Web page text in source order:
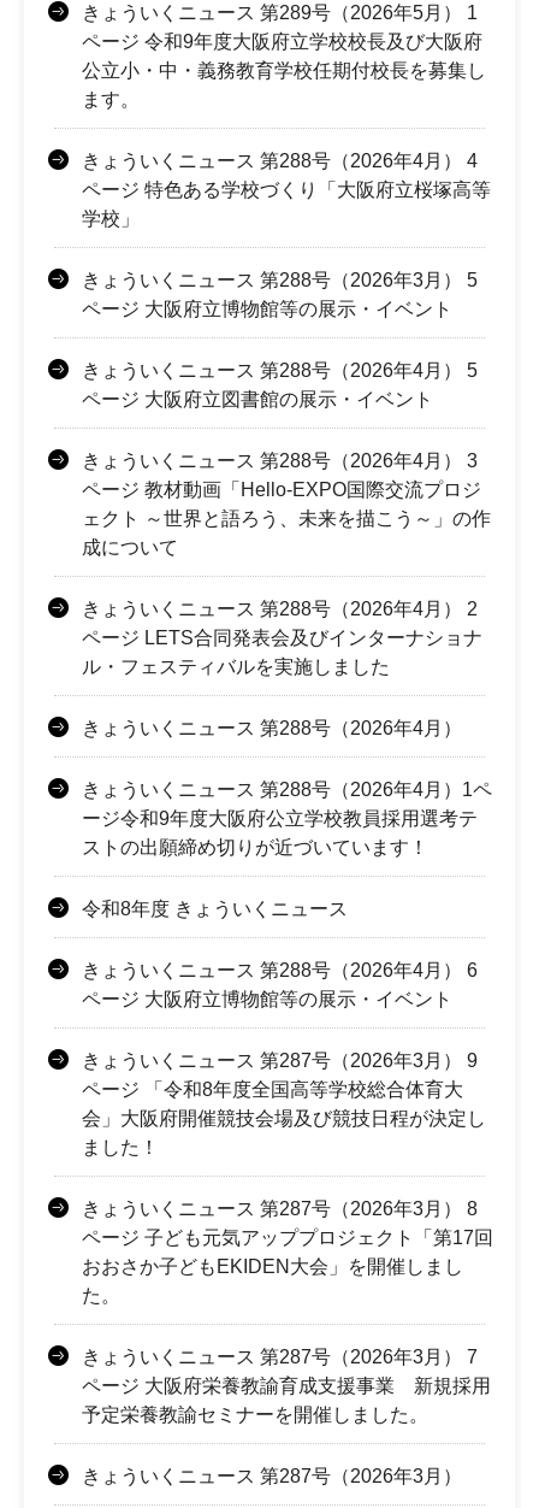
きょういくニュース 第289号（2026年5月） 1
ページ 令和9年度大阪府立学校校長及び大阪府
公立小・中・義務教育学校任期付校長を募集し
ます。
きょういくニュース 第288号（2026年4月） 4
ページ 特色ある学校づくり「大阪府立桜塚高等
学校」
きょういくニュース 第288号（2026年3月） 5
ページ 大阪府立博物館等の展示・イベント
きょういくニュース 第288号（2026年4月） 5
ページ 大阪府立図書館の展示・イベント
きょういくニュース 第288号（2026年4月） 3
ページ 教材動画「Hello-EXPO国際交流プロジ
ェクト ～世界と語ろう、未来を描こう～」の作
成について
きょういくニュース 第288号（2026年4月） 2
ページ LETS合同発表会及びインターナショナ
ル・フェスティバルを実施しました
きょういくニュース 第288号（2026年4月）
きょういくニュース 第288号（2026年4月）1ペ
ージ令和9年度大阪府公立学校教員採用選考テ
ストの出願締め切りが近づいています！
令和8年度 きょういくニュース
きょういくニュース 第288号（2026年4月） 6
ページ 大阪府立博物館等の展示・イベント
きょういくニュース 第287号（2026年3月） 9
ページ 「令和8年度全国高等学校総合体育大
会」大阪府開催競技会場及び競技日程が決定し
ました！
きょういくニュース 第287号（2026年3月） 8
ページ 子ども元気アッププロジェクト「第17回
おおさか子どもEKIDEN大会」を開催しまし
た。
きょういくニュース 第287号（2026年3月） 7
ページ 大阪府栄養教諭育成支援事業 新規採用
予定栄養教諭セミナーを開催しました。
きょういくニュース 第287号（2026年3月）